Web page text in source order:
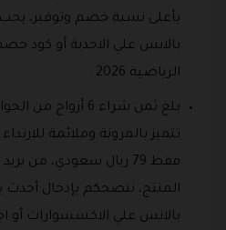
بأعلى نسبة خصم وتوفير،
بالانس علي الاحذية أو كود
الرياضية 2026 .
بلغ ثمن شراء 6
تتميز بالمرونة وملائمة
فقط 79 ريال سعودي، من
المنتج، ننصحكم بإدخال
بالانس علي الاكسسوارات أو